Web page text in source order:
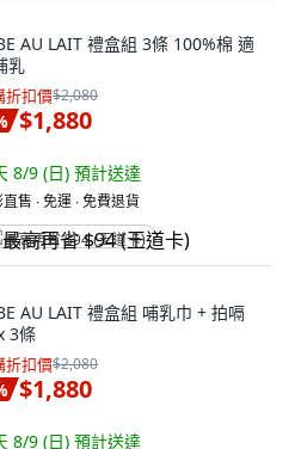
AU LAIT 禮盒組 3條 100%棉 適
乳
折扣價$2,080
$1,880
8/9 (日) 預計送達
售 ∙ 免運 ∙ 免費退貨
最高再省 $94 (王道卡)
AU LAIT 禮盒組 哺乳巾 + 拍嗝
3條
折扣價$2,080
$1,880
8/9 (日) 預計送達